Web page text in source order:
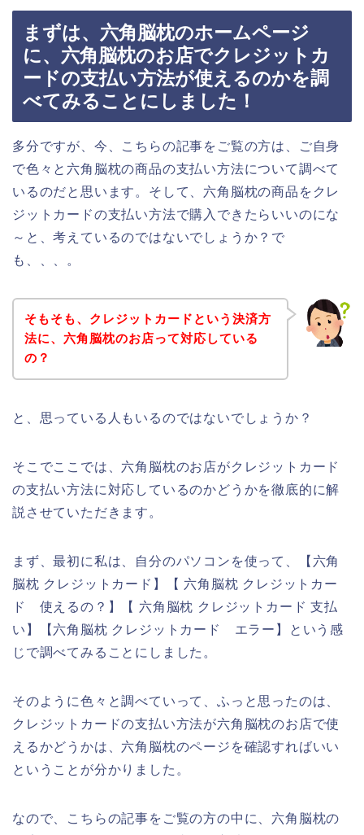
まずは、六角脳枕のホームページ
に、六角脳枕のお店でクレジットカ
ードの支払い方法が使えるのかを調
べてみることにしました！
多分ですが、今、こちらの記事をご覧の方は、ご自身
で色々と六角脳枕の商品の支払い方法について調べて
いるのだと思います。そして、六角脳枕の商品をクレ
ジットカードの支払い方法で購入できたらいいのにな
～と、考えているのではないでしょうか？で
も、、、。
そもそも、クレジットカードという決済方
法に、六角脳枕のお店って対応している
の？
と、思っている人もいるのではないでしょうか？
そこでここでは、六角脳枕のお店がクレジットカード
の支払い方法に対応しているのかどうかを徹底的に解
説させていただきます。
まず、最初に私は、自分のパソコンを使って、【六角
脳枕 クレジットカード】【 六角脳枕 クレジットカー
ド 使えるの？】【 六角脳枕 クレジットカード 支払
い】【六角脳枕 クレジットカード エラー】という感
じで調べてみることにしました。
そのように色々と調べていって、ふっと思ったのは、
クレジットカードの支払い方法が六角脳枕のお店で使
えるかどうかは、六角脳枕のページを確認すればいい
ということが分かりました。
なので、こちらの記事をご覧の方の中に、六角脳枕の